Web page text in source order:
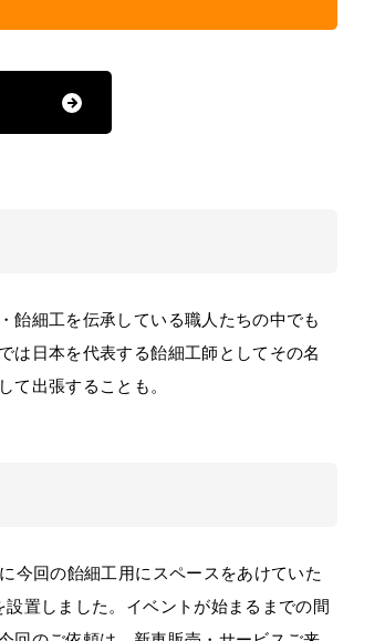
細工を伝承している職人たちの中でも
は日本を代表する飴細工師としてその名
て出張することも。
今回の飴細工用にスペースをあけていた
置しました。イベントが始まるまでの間